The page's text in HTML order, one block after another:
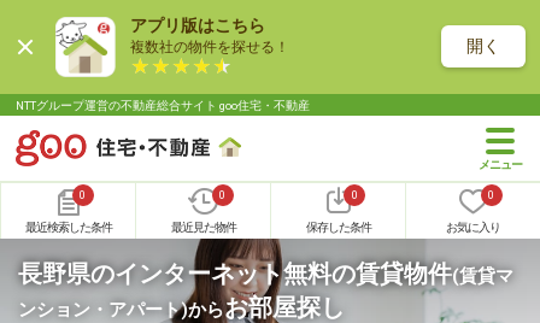
アプリ版はこちら
複数社の物件を探せる！ 開く
NTTグループ運営の不動産総合サイト goo住宅・不動産
0
最近検索した条件
0
最近見た物件
0
保存した条件
0
お気に入り
長野県のインターネット無料の賃貸物件(賃貸マ
ンション・アパート)からお部屋探し